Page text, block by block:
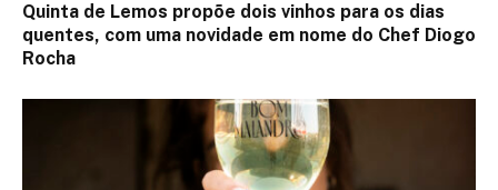
Quinta de Lemos propõe dois vinhos para os dias
quentes, com uma novidade em nome do Chef Diogo
Rocha